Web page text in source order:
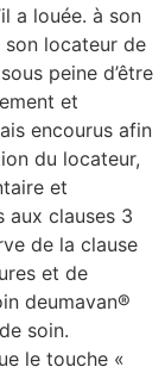
a louée. à son
son locateur de
peine d’être
et
encourus afin
du locateur,
et
aux clauses 3
de la clause
et de
deumavan®
soin.
le touche «